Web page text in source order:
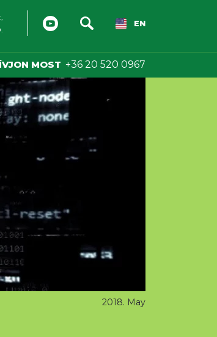
MOST +36 20 520 0967
EN
2018. May